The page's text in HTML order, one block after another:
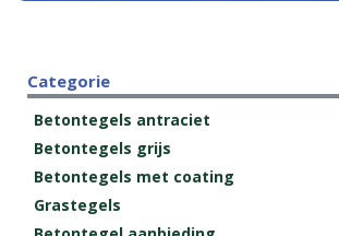
Categorie
Betontegels antraciet
Betontegels grijs
Betontegels met coating
Grastegels